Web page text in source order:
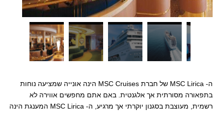
ה- MSC Lirica של חברת MSC Cruises הינה אונייה שמציעה נוחות
בתפאורה מסורתית אך אלגנטית. באם אתם מחפשים אווירה לא
רשמית, מעוצבת בסגנון יוקרתי אך מרגיע, ה- MSC Lirica המענגת הינה